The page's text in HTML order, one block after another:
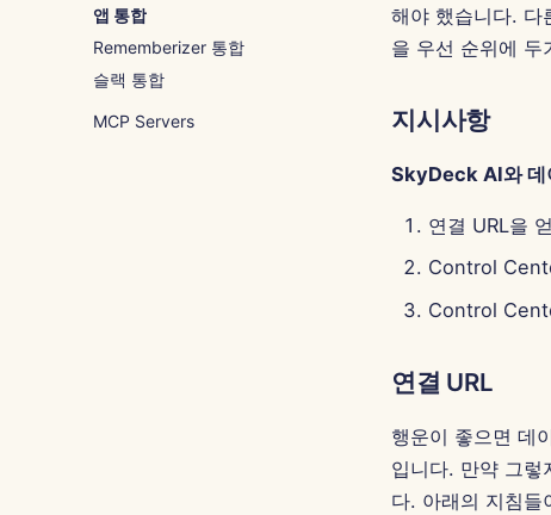
앱 통합
Rememberizer 통합
슬랙 통합
MCP Servers
해야 했습니다. 다
을 우선 순위에 두
지시사항
SkyDeck AI와 데
연결 URL을
Control
Control
연결 URL
행운이 좋으면 데
입니다. 만약 그
다. 아래의 지침들